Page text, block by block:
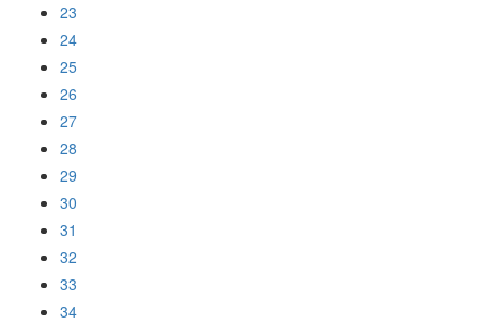
23
24
25
26
27
28
29
30
31
32
33
34